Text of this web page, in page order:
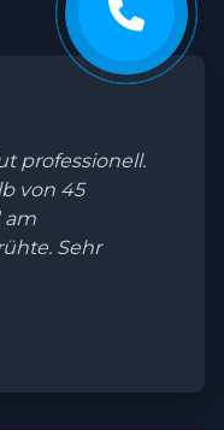
professionell.
von 45
am
Sehr